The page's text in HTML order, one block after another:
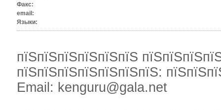
Факс:
email:
Языки:
пїЅпїЅпїЅпїЅпїЅпїЅ
пїЅпїЅпїЅпїЅпїЅпїЅпїЅ:
Email: kenguru@gala.net